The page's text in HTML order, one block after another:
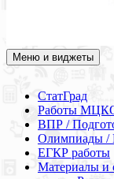
Академия СОВА
Подготовка к
Меню и виджеты
СтатГрад
Работы
ВПР /
Олимпиады /
ЕГКР работы
Материалы и